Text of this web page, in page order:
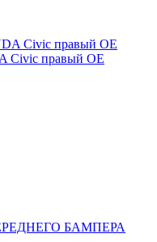
Civic правый OE